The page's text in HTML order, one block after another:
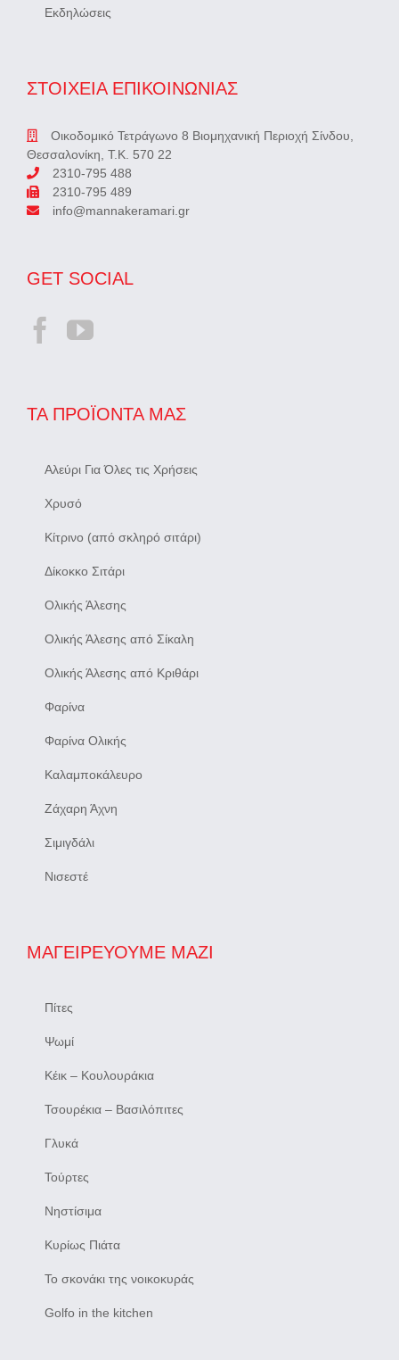
Εκδηλώσεις
ΣΤΟΙΧΕΙΑ ΕΠΙΚΟΙΝΩΝΙΑΣ
Οικοδομικό Τετράγωνο 8 Βιομηχανική Περιοχή Σίνδου,
Θεσσαλονίκη, Τ.Κ. 570 22
2310-795 488
2310-795 489
info@mannakeramari.gr
GET SOCIAL
ΤΑ ΠΡΟΪΌΝΤΑ ΜΑΣ
Αλεύρι Για Όλες τις Χρήσεις
Χρυσό
Κίτρινο (από σκληρό σιτάρι)
Δίκοκκο Σιτάρι
Ολικής Άλεσης
Ολικής Άλεσης από Σίκαλη
Ολικής Άλεσης από Κριθάρι
Φαρίνα
Φαρίνα Ολικής
Καλαμποκάλευρο
Ζάχαρη Άχνη
Σιμιγδάλι
Νισεστέ
ΜΑΓΕΙΡΕΎΟΥΜΕ ΜΑΖΊ
Πίτες
Ψωμί
Κέικ – Κουλουράκια
Τσουρέκια – Βασιλόπιτες
Γλυκά
Τούρτες
Νηστίσιμα
Κυρίως Πιάτα
Το σκονάκι της νοικοκυράς
Golfo in the kitchen